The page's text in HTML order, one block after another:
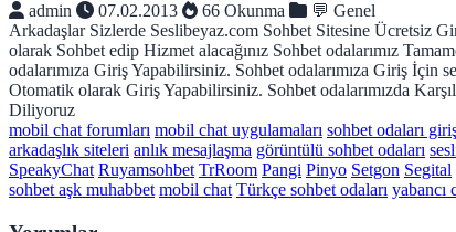
admin
07.02.2013 66 Okunma
💬 Genel
Arkadaşlar Sizlerde Seslibeyaz.com Sohbet Sitesine Ücretsiz
olarak Sohbet edip Hizmet alacağınız Sohbet odalarımız
odalarımıza Giriş Yapabilirsiniz. Sohbet odalarımıza Giriş İçin
Otomatik olarak Giriş Yapabilirsiniz. Sohbet odalarımızda
Diliyoruz
mobil chat forumları mobil chat uygulamaları sohbet odaları
arkadaşlık siteleri anlık mesajlaşma görüntülü sohbet odaları
SpeakyChat Ruyamsohbet TrRoom Pangi Pinyo Setgon Segital
sohbet aşk muhabbet mobil chat Türkçe sohbet odaları yabancı